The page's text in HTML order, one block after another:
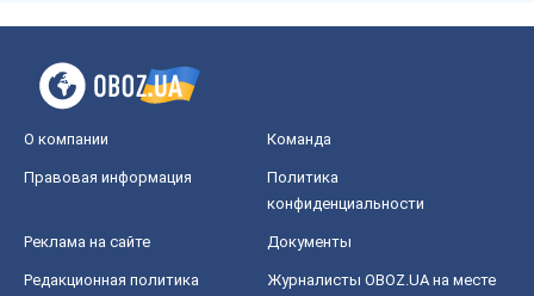
О компании Команда
Правовая информация
Политика
конфиденциальности
Реклама на сайте Документы
Редакционная политика
Журналисты OBOZ.UA на месте